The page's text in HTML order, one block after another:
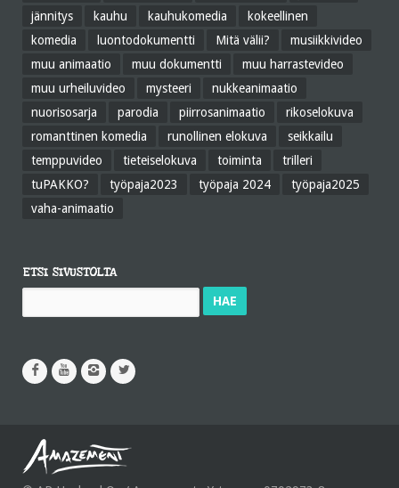
jännitys
kauhu kauhukomedia
kokeellinen
komedia
luontodokumentti Mitä välii?
musiikkivideo
muu animaatio
muu dokumentti
muu harrastevideo
muu urheiluvideo
mysteeri
nukkeanimaatio
nuorisosarja
parodia piirrosanimaatio
rikoselokuva
romanttinen komedia
runollinen elokuva
seikkailu
temppuvideo
tieteiselokuva toiminta
trilleri
tuPAKKO?
työpaja2023 työpaja 2024
työpaja2025
vaha-animaatio
ETSI SIVUSTOLTA